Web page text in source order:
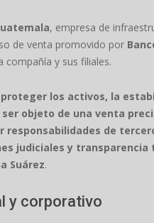
, empresa de
de venta promovido por
compañía y sus filiales.
los activos, la
ser objeto de una venta
responsabilidades de
judiciales y
Suárez.
y corporativo